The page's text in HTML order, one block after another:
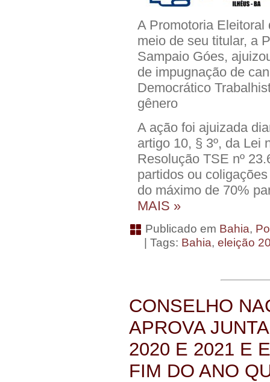
A Promotoria Eleitoral
meio de seu titular, a
Sampaio Góes,
de impugnação de
Democrático
gênero
A ação foi ajuizada
artigo 10, § 3º, da Lei
Resolução TSE nº
partidos ou
do máximo de 70%
MAIS »
Publicado em Bahia,
| Tags: Bahia, eleição
CONSELHO
APROVA
2020 E 2021 E
FIM DO ANO